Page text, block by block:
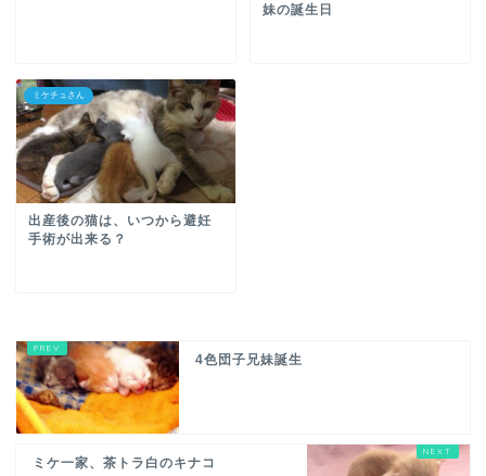
妹の誕生日
ミケチュさん
出産後の猫は、いつから避妊
手術が出来る？
4色団子兄妹誕生
ミケ一家、茶トラ白のキナコ